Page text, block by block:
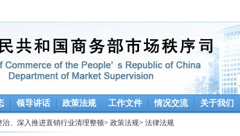
领导讲话 政策法规 工作文件 情况交流 关于我们
、深入推进直销行业清理整顿> 政策法规> 法律法规